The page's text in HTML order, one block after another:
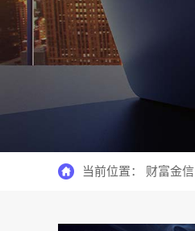
当前位置： 财富金信